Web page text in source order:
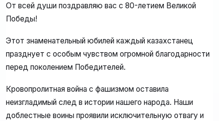
От всей души поздравляю вас с 80-летием Великой
Победы!
Этот знаменательный юбилей каждый казахстанец
празднует с особым чувством огромной благодарности
перед поколением Победителей.
Кровопролитная война с фашизмом оставила
неизгладимый след в истории нашего народа. Наши
доблестные воины проявили исключительную отвагу и